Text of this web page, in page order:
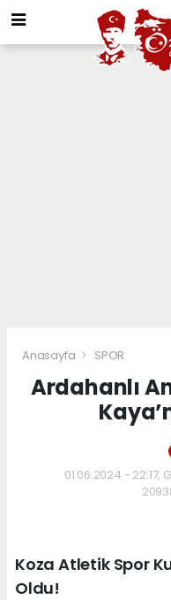
Anasayfa SPOR
Ardahanlı
01.06.2024 - 22:17,
Koza Atletik Spor
Oldu!